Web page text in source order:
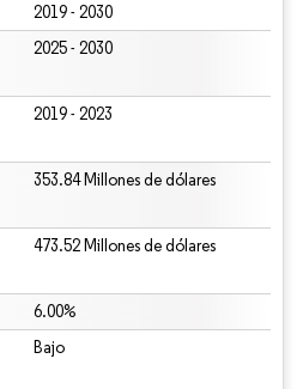
2019 - 2030
2025 - 2030
2019 - 2023
353.84 Millones de dólares
473.52 Millones de dólares
6.00%
Bajo